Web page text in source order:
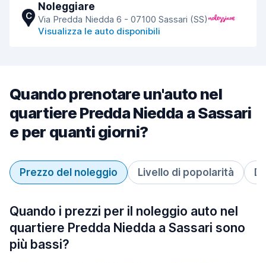
C
Noleggiare
Via Predda Niedda 6 - 07100 Sassari (SS)
Visualizza le auto disponibili
Quando prenotare un'auto nel
quartiere Predda Niedda a Sassari
e per quanti giorni?
Prezzo del noleggio Livello di popolarità
Quando i prezzi per il noleggio auto nel
quartiere Predda Niedda a Sassari sono
più bassi?